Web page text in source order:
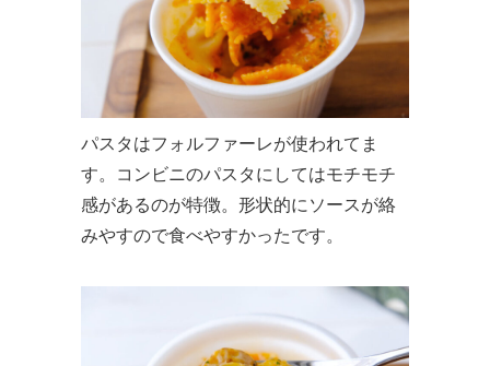
パスタはフォルファーレが使われてま
す。コンビニのパスタにしてはモチモチ
感があるのが特徴。形状的にソースが絡
みやすので食べやすかったです。